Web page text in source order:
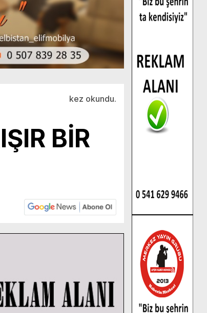
kez okundu.
BİR